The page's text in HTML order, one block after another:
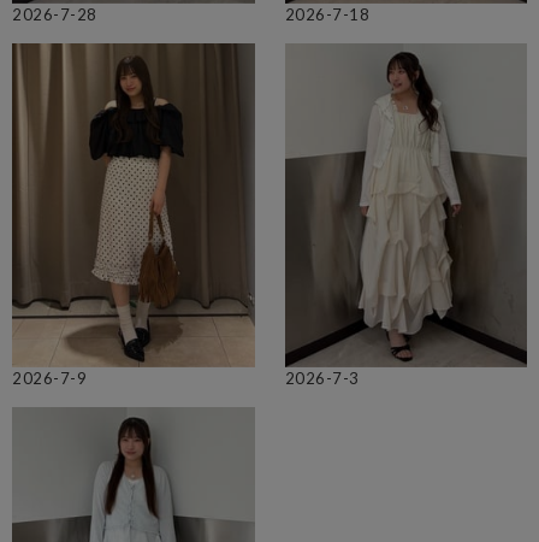
2026-7-28 2026-7-18
2026-7-9 2026-7-3